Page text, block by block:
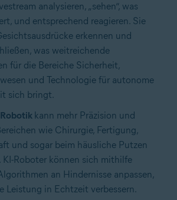
analysieren, „sehen“, was
und entsprechend reagieren. Sie
erkennen und
was weitreichende
für die Bereiche Sicherheit,
und Technologie für autonome
sich bringt.
Robotik kann mehr Präzision und
wie Chirurgie, Fertigung,
und sogar beim häusliche Putzen
KI-Roboter können sich mithilfe
an Hindernisse anpassen,
Leistung in Echtzeit verbessern.